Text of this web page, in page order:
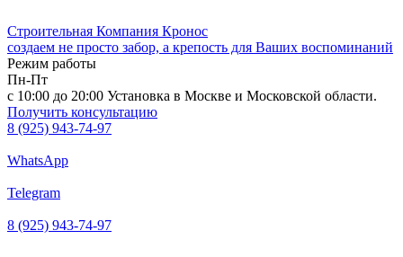
к
содержимому
Строительная Компания Кронос
создаем не просто забор, а крепость для Ваших воспоминаний
Режим работы
Пн-Пт
с 10:00 до 20:00 Установка в Москве и Московской области.
Получить консультацию
8 (925) 943-74-97
WhatsApp
Telegram
8 (925) 943-74-97